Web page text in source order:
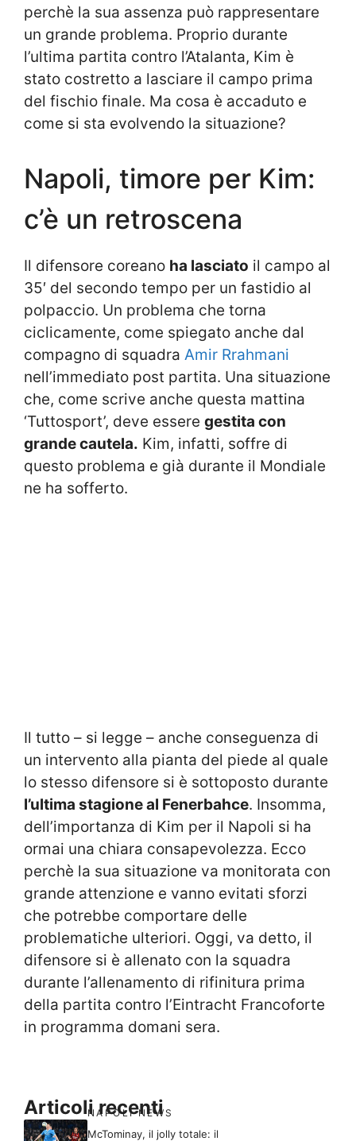
perchè la sua assenza può rappresentare
un grande problema. Proprio durante
l’ultima partita contro l’Atalanta, Kim è
stato costretto a lasciare il campo prima
del fischio finale. Ma cosa è accaduto e
come si sta evolvendo la situazione?
Napoli, timore per Kim:
c’è un retroscena
Il difensore coreano ha lasciato il campo al
35′ del secondo tempo per un fastidio al
polpaccio. Un problema che torna
ciclicamente, come spiegato anche dal
compagno di squadra Amir Rrahmani
nell’immediato post partita. Una situazione
che, come scrive anche questa mattina
‘Tuttosport’, deve essere gestita con
grande cautela. Kim, infatti, soffre di
questo problema e già durante il Mondiale
ne ha sofferto.
Il tutto – si legge – anche conseguenza di
un intervento alla pianta del piede al quale
lo stesso difensore si è sottoposto durante
l’ultima stagione al Fenerbahce. Insomma,
dell’importanza di Kim per il Napoli si ha
ormai una chiara consapevolezza. Ecco
perchè la sua situazione va monitorata con
grande attenzione e vanno evitati sforzi
che potrebbe comportare delle
problematiche ulteriori. Oggi, va detto, il
difensore si è allenato con la squadra
durante l’allenamento di rifinitura prima
della partita contro l’Eintracht Francoforte
in programma domani sera.
Articoli recenti
NAPOLI NEWS
McTominay, il jolly totale: il